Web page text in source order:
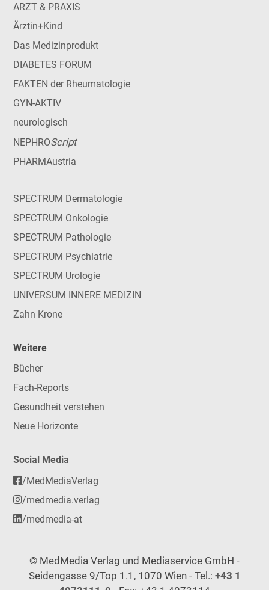
ARZT & PRAXIS
Ärztin+Kind
Das Medizinprodukt
DIABETES FORUM
FAKTEN der Rheumatologie
GYN-AKTIV
neurologisch
NEPHROScript
PHARMAustria
SPECTRUM Dermatologie
SPECTRUM Onkologie
SPECTRUM Pathologie
SPECTRUM Psychiatrie
SPECTRUM Urologie
UNIVERSUM INNERE MEDIZIN
Zahn Krone
Weitere
Bücher
Fach-Reports
Gesundheit verstehen
Neue Horizonte
Social Media
/MedMediaVerlag
/medmedia.verlag
/medmedia-at
© MedMedia Verlag und Mediaservice GmbH -
Seidengasse 9/Top 1.1, 1070 Wien - Tel.: +43 1